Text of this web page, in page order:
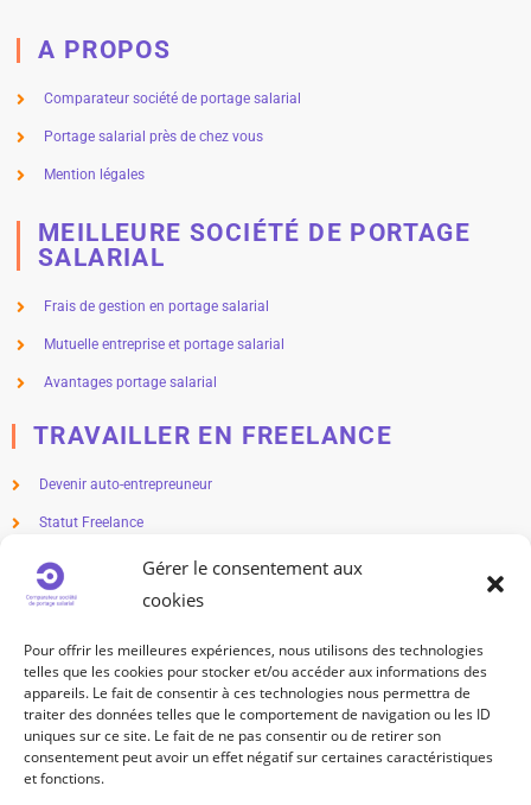
Gérer le consentement aux
cookies
Pour offrir les meilleures expériences, nous utilisons des technologies
telles que les cookies pour stocker et/ou accéder aux informations des
appareils. Le fait de consentir à ces technologies nous permettra de
traiter des données telles que le comportement de navigation ou les ID
uniques sur ce site. Le fait de ne pas consentir ou de retirer son
consentement peut avoir un effet négatif sur certaines caractéristiques
et fonctions.
A PROPOS
Comparateur société de portage salarial
Portage salarial près de chez vous
Mention légales
MEILLEURE SOCIÉTÉ DE PORTAGE
SALARIAL
Frais de gestion en portage salarial
Mutuelle entreprise et portage salarial
Avantages portage salarial
TRAVAILLER EN FREELANCE
Devenir auto-entrepreuneur
Statut Freelance
Métier en freelance
Freelance salaire
TRAVAILLEUR INDÉPENDANT
Statut travailleur indépendant
Métier indépendant